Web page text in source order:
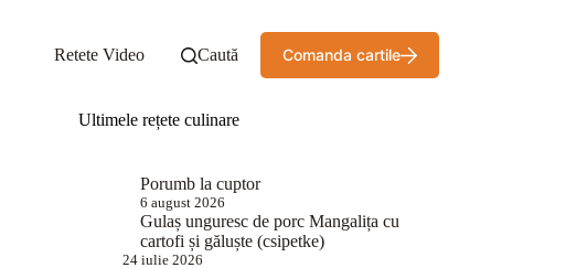
Retete Video Caută Comanda cartile
Ultimele rețete culinare
Porumb la cuptor
6 august 2026
Gulaș unguresc de porc Mangalița cu
cartofi și găluște (csipetke)
24 iulie 2026